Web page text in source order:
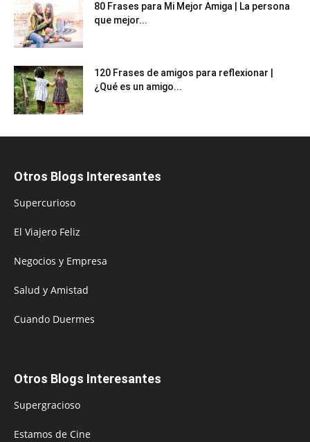
80 Frases para Mi Mejor Amiga | La persona
que mejor...
120 Frases de amigos para reflexionar |
¿Qué es un amigo...
Otros Blogs Interesantes
Supercurioso
El Viajero Feliz
Negocios y Empresa
Salud y Amistad
Cuando Duermes
Otros Blogs Interesantes
Supergracioso
Estamos de Cine